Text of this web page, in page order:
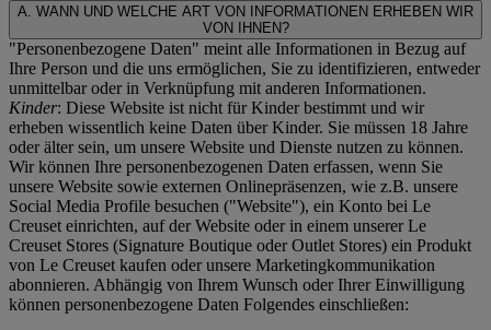
A. WANN UND WELCHE ART VON INFORMATIONEN ERHEBEN WIR
VON IHNEN?
"Personenbezogene Daten" meint alle Informationen in Bezug auf
Ihre Person und die uns ermöglichen, Sie zu identifizieren, entweder
unmittelbar oder in Verknüpfung mit anderen Informationen.
Kinder: Diese Website ist nicht für Kinder bestimmt und wir
erheben wissentlich keine Daten über Kinder. Sie müssen 18 Jahre
oder älter sein, um unsere Website und Dienste nutzen zu können.
Wir können Ihre personenbezogenen Daten erfassen, wenn Sie
unsere Website sowie externen Onlinepräsenzen, wie z.B. unsere
Social Media Profile besuchen ("Website"), ein Konto bei Le
Creuset einrichten, auf der Website oder in einem unserer Le
Creuset Stores (Signature Boutique oder Outlet Stores) ein Produkt
von Le Creuset kaufen oder unsere Marketingkommunikation
abonnieren. Abhängig von Ihrem Wunsch oder Ihrer Einwilligung
können personenbezogene Daten Folgendes einschließen: